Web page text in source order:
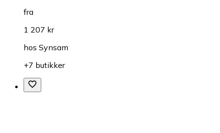
fra
1 207 kr
hos Synsam
+7 butikker